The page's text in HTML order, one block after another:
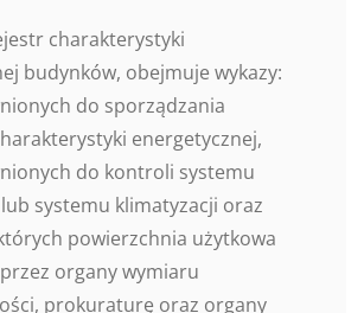
charakterystyki
budynków, obejmuje wykazy:
do sporządzania
energetycznej,
do kontroli systemu
systemu klimatyzacji oraz
powierzchnia użytkowa
organy wymiaru
prokuraturę oraz organy